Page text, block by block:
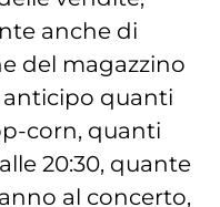
anche di
del magazzino
anticipo quanti
corn, quanti
20:30, quante
al concerto,